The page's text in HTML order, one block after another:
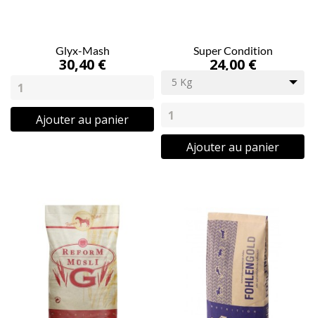
Glyx-Mash
30,40 €
Ajouter au panier
Super Condition
24,00 €
5 Kg
Ajouter au panier